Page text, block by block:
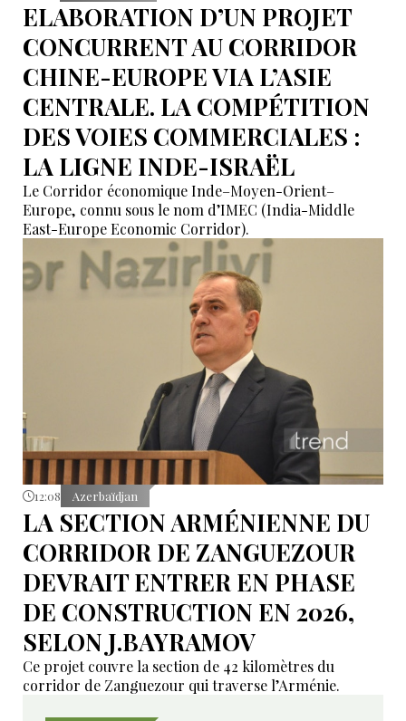
ELABORATION D’UN PROJET
CONCURRENT AU CORRIDOR
CHINE-EUROPE VIA L’ASIE
CENTRALE. LA COMPÉTITION
DES VOIES COMMERCIALES :
LA LIGNE INDE-ISRAËL
Le Corridor économique Inde–Moyen-Orient–
Europe, connu sous le nom d’IMEC (India-Middle
East-Europe Economic Corridor).
12:08 Azerbaïdjan
LA SECTION ARMÉNIENNE DU
CORRIDOR DE ZANGUEZOUR
DEVRAIT ENTRER EN PHASE
DE CONSTRUCTION EN 2026,
SELON J.BAYRAMOV
Ce projet couvre la section de 42 kilomètres du
corridor de Zanguezour qui traverse l’Arménie.